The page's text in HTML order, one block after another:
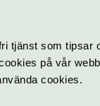
tjänst som
på vår
cookies.